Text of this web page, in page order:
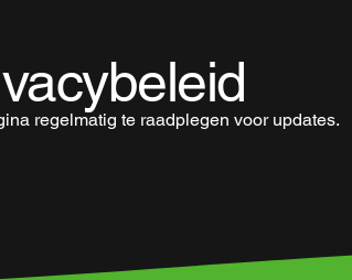
regelmatig te raadplegen voor updates.